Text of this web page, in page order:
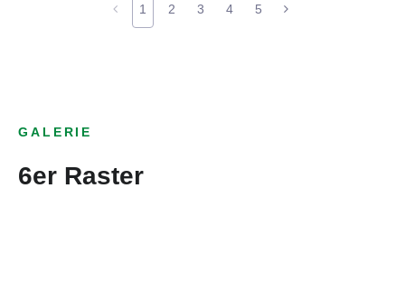
1 2 3 4 5
GALERIE
6er Raster